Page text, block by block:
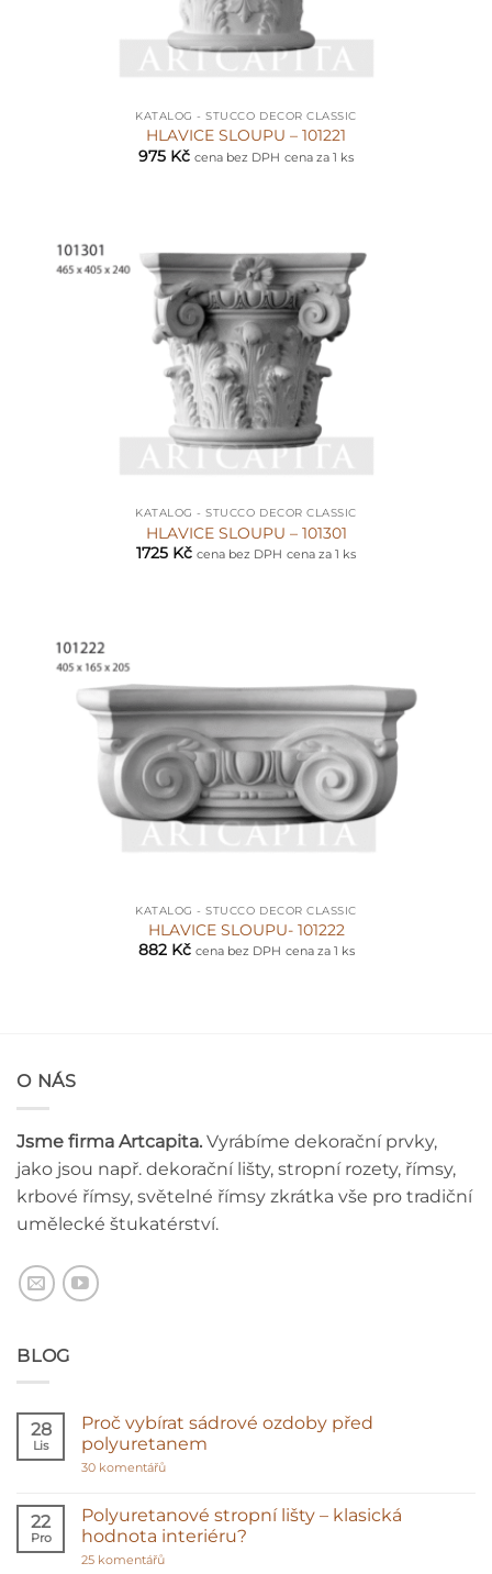
KATALOG - STUCCO DECOR CLASSIC
HLAVICE SLOUPU – 101221
975 Kč cena bez DPH cena za 1 ks
KATALOG - STUCCO DECOR CLASSIC
HLAVICE SLOUPU – 101301
1725 Kč cena bez DPH cena za 1 ks
KATALOG - STUCCO DECOR CLASSIC
HLAVICE SLOUPU- 101222
882 Kč cena bez DPH cena za 1 ks
O NÁS
Jsme firma Artcapita. Vyrábíme dekorační prvky,
jako jsou např. dekorační lišty, stropní rozety, římsy,
krbové římsy, světelné římsy zkrátka vše pro tradiční
umělecké štukatérství.
BLOG
28
Lis
Proč vybírat sádrové ozdoby před
polyuretanem
30 komentářůu
názvem
Proč
vybírat
22
Pro
Polyuretanové stropní lišty – klasická
hodnota interiéru?
25 komentářůu